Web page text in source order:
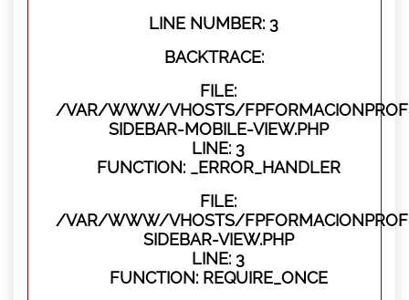
LINE NUMBER: 3
BACKTRACE:
FILE:
/VAR/WWW/VHOSTS/
SIDEBAR-MOBILE-VIEW.PHP
LINE: 3
FUNCTION: _ERROR_HANDLER
FILE:
/VAR/WWW/VHOSTS/
SIDEBAR-VIEW.PHP
LINE: 3
FUNCTION: REQUIRE_ONCE